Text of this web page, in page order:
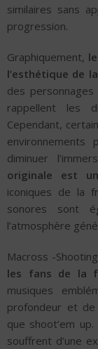
similaires sans
progression.
Graphiquement,
l’esthétique de
des
rappellent les
Cependant,
diminuer
originale est
iconiques de la
sonores sont
l’atmosphère
Macross -
les fans de la
musiques
profondeur et
que shoot’em
souffrent d’une